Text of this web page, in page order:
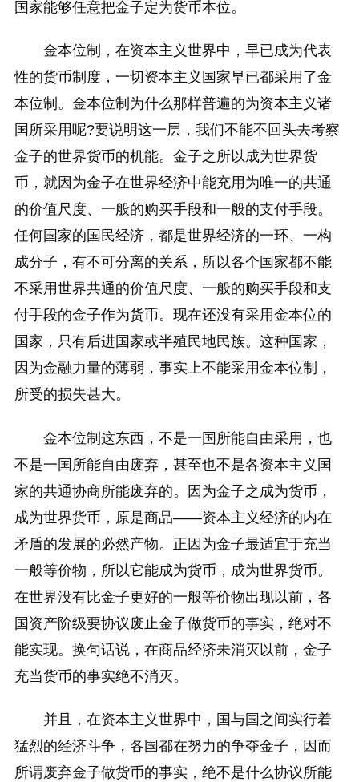
国家能够任意把金子定为货币本位。
金本位制，在资本主义世界中，早已成为代表
性的货币制度，一切资本主义国家早已都采用了金
本位制。金本位制为什么那样普遍的为资本主义诸
国所采用呢?要说明这一层，我们不能不回头去考察
金子的世界货币的机能。金子之所以成为世界货
币，就因为金子在世界经济中能充用为唯一的共通
的价值尺度、一般的购买手段和一般的支付手段。
任何国家的国民经济，都是世界经济的一环、一构
成分子，有不可分离的关系，所以各个国家都不能
不采用世界共通的价值尺度、一般的购买手段和支
付手段的金子作为货币。现在还没有采用金本位的
国家，只有后进国家或半殖民地民族。这种国家，
因为金融力量的薄弱，事实上不能采用金本位制，
所受的损失甚大。
金本位制这东西，不是一国所能自由采用，也
不是一国所能自由废弃，甚至也不是各资本主义国
家的共通协商所能废弃的。因为金子之成为货币，
成为世界货币，原是商品——资本主义经济的内在
矛盾的发展的必然产物。正因为金子最适宜于充当
一般等价物，所以它能成为货币，成为世界货币。
在世界没有比金子更好的一般等价物出现以前，各
国资产阶级要协议废止金子做货币的事实，绝对不
能实现。换句话说，在商品经济未消灭以前，金子
充当货币的事实绝不消灭。
并且，在资本主义世界中，国与国之间实行着
猛烈的经济斗争，各国都在努力的争夺金子，因而
所谓废弃金子做货币的事实，绝不是什么协议所能